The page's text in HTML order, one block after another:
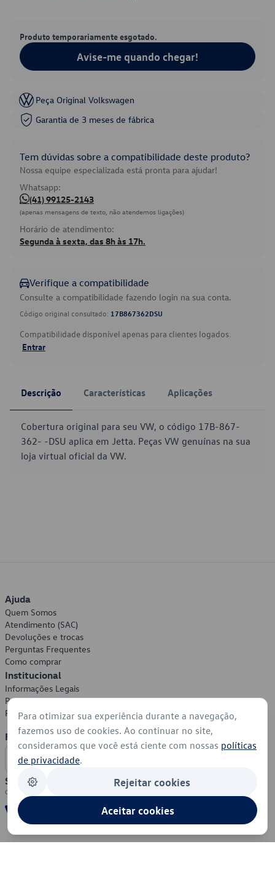
Produto temporariamente esgotado.
Avise-me quando chegar!
Peça Original Volkswagen
Garantia de 3 meses de fábrica
Tem dúvidas sobre a compatibilidade deste produto?
Nossa equipe especializada está pronta para ajudar!
Whatsapp:
(41) 99125-2143
(apenas mensagens de texto, não atendemos ligações)
Horário de atendimento:
Segunda à sexta, das 8h às 17h.
Verifique a compatibilidade
Consulte a compatibilidade fazendo login na sua conta.
Código original consultado: 17B867362DSU
Compatibilidade disponível apenas para clientes logados.
Entrar
Descrição Características Aplicações
Cobertura original para seu VW, o código 17B-867-
362- -DSU aplica em Jetta. Peças VW genuínas na sua
loja virtual oficial da VW.
Ajuda
Quem Somos
Atendimento (SAC)
Devoluções e trocas
Perguntas Frequentes
Como comprar
Institucional
Informações Legais
Política de Privacidade
Política de Cookies
Formas de Pagamento
Segurança
Para otimizar sua experiência durante a navegação,
fazemos uso de cookies. Ao continuar no site,
consideramos que você está ciente com nossas políticas
de privacidade.
Rejeitar cookies
Aceitar cookies